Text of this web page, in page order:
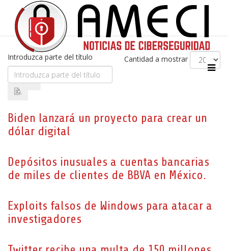
Introduzca parte del título Cantidad a mostrar
Biden lanzará un proyecto para crear un
dólar digital
Depósitos inusuales a cuentas bancarias
de miles de clientes de BBVA en México.
Exploits falsos de Windows para atacar a
investigadores